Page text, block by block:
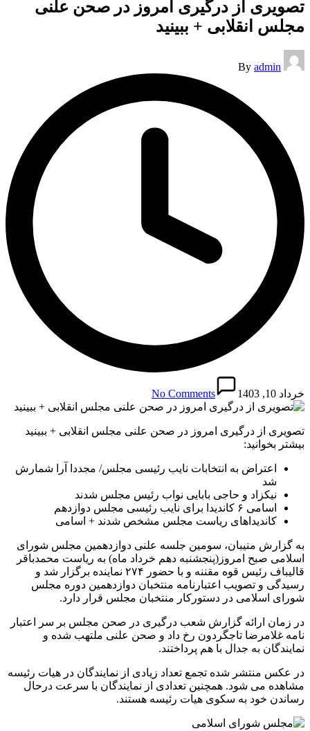
تصویری از درگیری امروز در صحن علنی
مجلس انقلابی + ببینید
Posted
by
By admin
خرداد 10, 1403 No Comments
تصویری از درگیری امروز در صحن علنی مجلس انقلابی + ببینید
بیشتر بخوانید:
اعتراض به انتخابات نایب رئیسی مجلس/ مجددا آرا شمارش
شد
نیکزاد و حاجی بابایی نواب رئیس مجلس شدند
اسامی ۶ کاندیدا برای نایب رئیسی مجلس دوازدهم
کاندیداهای ریاست مجلس مشخص شدند + اسامی
به گزارش منیبان، سومین جلسه علنی دوازدهمین مجلس شورای
اسلامی صبح امروز(پنجشنبه دهم خرداد ماه) به ریاست محمدباقر
قالیباف رئیس قوه مقننه و با حضور ۲۷۴ نماینده برگزار شد و
رسیدگی و تصویب اعتبارنامه منتخبان دوازدهمین دوره مجلس
شورای اسلامی در دستورکار منتخبان مجلس قرار دارد.
در زمان ارائه گزارش شعب درگیری در صحن مجلس بر سر اعتبار
نامه غلامرضا تاجگردون رخ داد و صحن علنی ملتهب شده و
نمایندگان به جدال با هم پرداختند.
در عکس منتشر شده تجمع تعداد زیادی از نمایندگان در هیات رئیسه
مشاهده می شود. همچنین تعدادی از نمایندگان با سرعت درحال
رساندن خود به سکوی هیات رئیسه هستند.